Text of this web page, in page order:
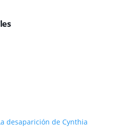
desaparición de Cynthia